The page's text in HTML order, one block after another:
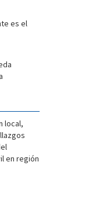
es el
local,
en región